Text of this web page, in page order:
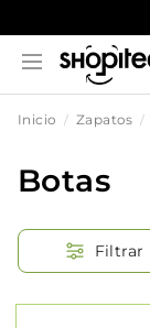
Inicio Zapatos
Botas
Filtrar